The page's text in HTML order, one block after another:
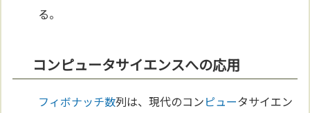
る。
コンピュータサイエンスへの応用
フィボナッチ数列は、現代のコンピュータサイエン